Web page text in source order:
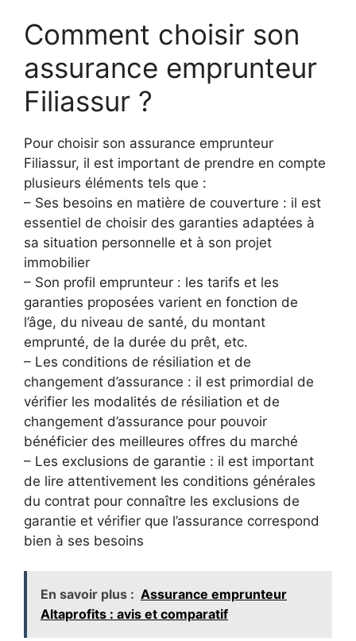
Comment choisir son
assurance emprunteur
Filiassur ?
Pour choisir son assurance emprunteur
Filiassur, il est important de prendre en compte
plusieurs éléments tels que :
– Ses besoins en matière de couverture : il est
essentiel de choisir des garanties adaptées à
sa situation personnelle et à son projet
immobilier
– Son profil emprunteur : les tarifs et les
garanties proposées varient en fonction de
l’âge, du niveau de santé, du montant
emprunté, de la durée du prêt, etc.
– Les conditions de résiliation et de
changement d’assurance : il est primordial de
vérifier les modalités de résiliation et de
changement d’assurance pour pouvoir
bénéficier des meilleures offres du marché
– Les exclusions de garantie : il est important
de lire attentivement les conditions générales
du contrat pour connaître les exclusions de
garantie et vérifier que l’assurance correspond
bien à ses besoins
En savoir plus : Assurance emprunteur
Altaprofits : avis et comparatif